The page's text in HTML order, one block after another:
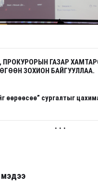
ПРОКУРОРЫН ГАЗАР
ЗОХИОН БАЙГУУЛЛАА.
өөрөөсөө” сургалтыг
. . .